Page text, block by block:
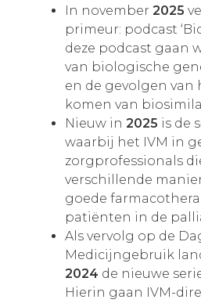
In november 2025
primeur: podcast
deze podcast gaan
van biologische
en de gevolgen van
komen van
Nieuw in 2025 is de
waarbij het IVM in
zorgprofessionals
verschillende
goede
patiënten in de
Als vervolg op de
Medicijngebruik
2024 de nieuwe
Hierin gaan IVM-